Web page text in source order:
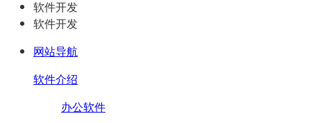
软件开发
软件开发
网站导航
软件介绍
办公软件